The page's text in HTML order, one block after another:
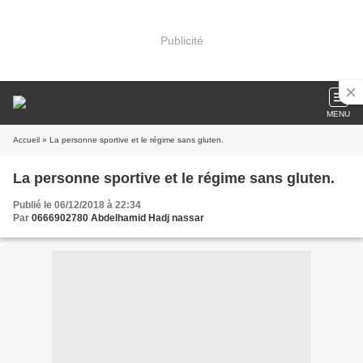
Publicité
MENU
Accueil » La personne sportive et le régime sans gluten.
La personne sportive et le régime sans gluten.
Publié le 06/12/2018 à 22:34
Par 0666902780 Abdelhamid Hadj nassar